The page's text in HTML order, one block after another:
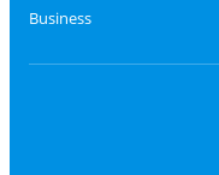
Business